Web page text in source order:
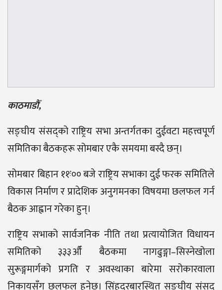
काठमाडौँ,
सङ्घीय संसद्को राष्ट्रिय सभा अन्तर्गतका दुईवटा महत्त्वपूर्ण
समितिका बैठकहरू सोमबार एकै समयमा बस्दै छन्।
सोमबार बिहान ११ः०० बजे राष्ट्रिय सभाका दुई फरक समितिले
विकास निर्माण र प्रादेशिक अनुगमनका विषयमा छलफल गर्न
बैठक आह्वान गरेका हुन्।
राष्ट्रिय सभाको सार्वजनिक नीति तथा प्रत्यायोजित विधायन
समितिको ३३३औँ बैठकमा नागढुङ्गा–सिस्नेखोला
सुरूङ्गमार्गको प्रगति र अवस्थाका बारेमा सरोकारवाला
निकायसँग छलफल हुनेछ। सिंहदरबारस्थित सङ्घीय संसद्